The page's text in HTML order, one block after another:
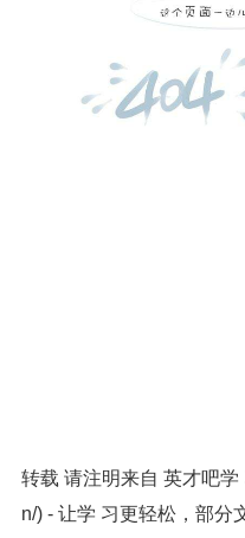
转载 请注明来自 英才吧
n/) - 让学 习更轻松，部分